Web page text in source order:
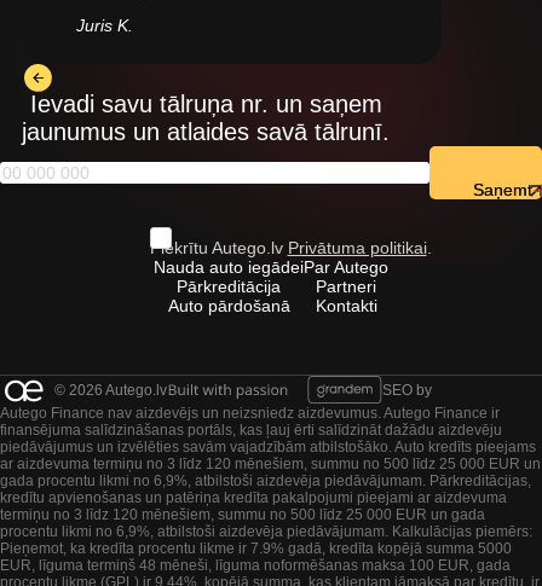
Juris K.
Ievadi savu tālruņa nr. un saņem
jaunumus un atlaides savā tālrunī.
Piekrītu Autego.lv Privātuma politikai.
Nauda auto iegādei
Pārkreditācija
Auto pārdošanā
Par Autego
Partneri
Kontakti
© 2026 Autego.lv
SEO by
Autego Finance nav aizdevējs un neizsniedz aizdevumus. Autego Finance ir
finansējuma salīdzināšanas portāls, kas ļauj ērti salīdzināt dažādu aizdevēju
piedāvājumus un izvēlēties savām vajadzībām atbilstošāko. Auto kredīts pieejams
ar aizdevuma termiņu no 3 līdz 120 mēnešiem, summu no 500 līdz 25 000 EUR un
gada procentu likmi no 6,9%, atbilstoši aizdevēja piedāvājumam. Pārkreditācijas,
kredītu apvienošanas un patēriņa kredīta pakalpojumi pieejami ar aizdevuma
termiņu no 3 līdz 120 mēnešiem, summu no 500 līdz 25 000 EUR un gada
procentu likmi no 6,9%, atbilstoši aizdevēja piedāvājumam. Kalkulācijas piemērs:
Pieņemot, ka kredīta procentu likme ir 7.9% gadā, kredīta kopējā summa 5000
EUR, līguma termiņš 48 mēneši, līguma noformēšanas maksa 100 EUR, gada
procentu likme (GPL) ir 9.44%, kopējā summa, kas klientam jāmaksā par kredītu, ir